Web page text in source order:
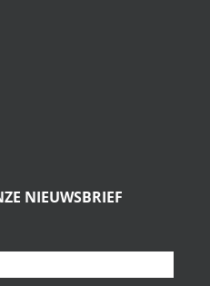
NIEUWSBRIEF